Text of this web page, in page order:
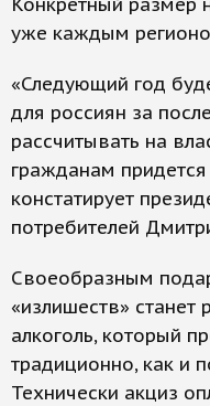
уже каждым
«Следующий год
для россиян за
рассчитывать на
гражданам
констатирует
потребителей
Своеобразным
«излишеств» станет
алкоголь, который
традиционно, как и
Технически акциз